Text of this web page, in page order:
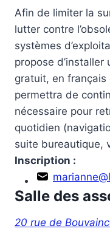
Afin de limiter la
lutter contre
systèmes
propose
gratuit, en
permettra de
nécessaire pour
quotidien
suite bureautique,
Inscription :
Salle des
20 rue de